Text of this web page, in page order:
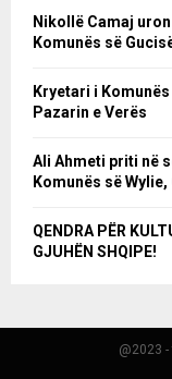
Nikollë Camaj
Komunës së
Kryetari i
Pazarin e Verës
Ali Ahmeti priti në
Komunës së
QENDRA PËR
GJUHËN SHQIPE!
@2023